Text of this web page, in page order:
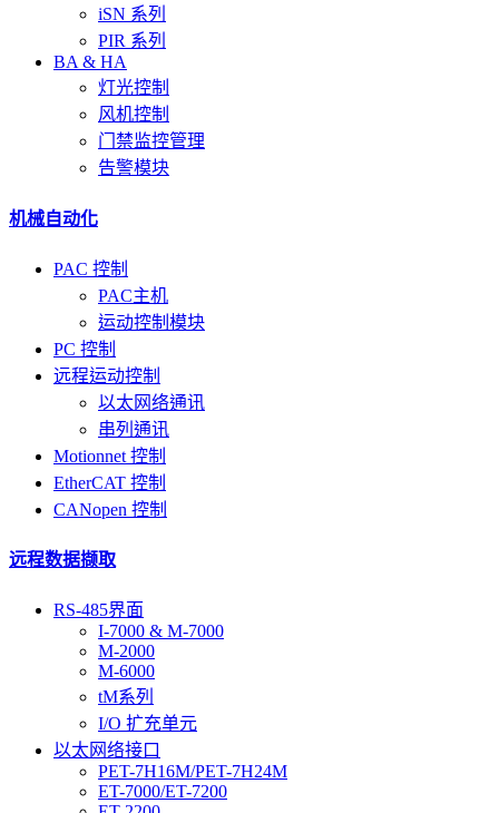
iSN 系列
PIR 系列
BA & HA
灯光控制
风机控制
门禁监控管理
告警模块
机械自动化
PAC 控制
PAC主机
运动控制模块
PC 控制
远程运动控制
以太网络通讯
串列通讯
Motionnet 控制
EtherCAT 控制
CANopen 控制
远程数据撷取
RS-485界面
I-7000 & M-7000
M-2000
M-6000
tM系列
I/O 扩充单元
以太网络接口
PET-7H16M/PET-7H24M
ET-7000/ET-7200